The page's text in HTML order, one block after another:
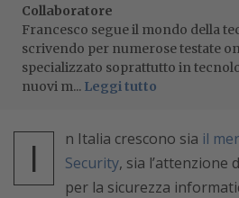
Collaboratore
Francesco segue il mondo della
scrivendo per numerose testate
specializzato soprattutto in
nuovi m... Leggi tutto
I n Italia crescono sia il
Security, sia l’attenzione
per la sicurezza